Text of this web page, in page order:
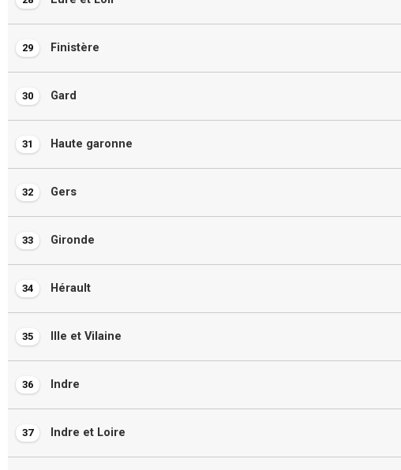
29 Finistère
30 Gard
31 Haute garonne
32 Gers
33 Gironde
34 Hérault
35 Ille et Vilaine
36 Indre
37 Indre et Loire